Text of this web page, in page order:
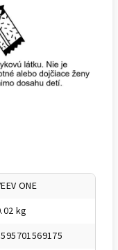
ONE
kg